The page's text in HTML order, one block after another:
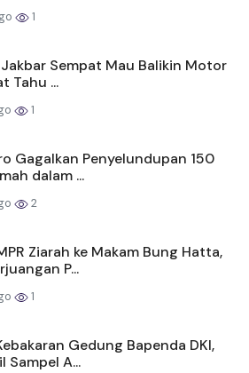
1
Sempat Mau Balikin Motor
Tahu ...
1
Gagalkan Penyelundupan 150
dalam ...
2
Ziarah ke Makam Bung Hatta,
P...
1
Gedung Bapenda DKI,
Sampel A...